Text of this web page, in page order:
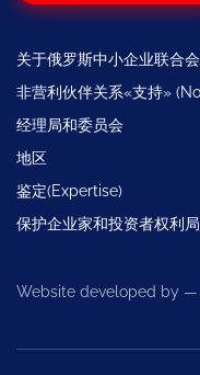
关于俄罗斯中小企业联合
非营利伙伴关系«支持»
经理局和委员会
地区
鉴定(Expertise)
保护企业家和投资者权利局
Website developed by —